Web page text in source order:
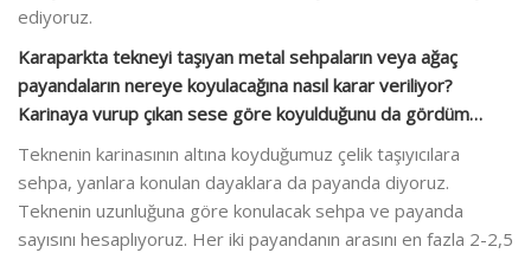
ediyoruz.
Karaparkta tekneyi taşıyan metal sehpaların veya ağaç
payandaların nereye koyulacağına nasıl karar veriliyor?
Karinaya vurup çıkan sese göre koyulduğunu da gördüm…
Teknenin karinasının altına koyduğumuz çelik taşıyıcılara
sehpa, yanlara konulan dayaklara da payanda diyoruz.
Teknenin uzunluğuna göre konulacak sehpa ve payanda
sayısını hesaplıyoruz. Her iki payandanın arasını en fazla 2-2,5